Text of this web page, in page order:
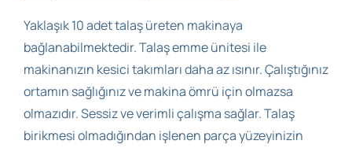
Yaklaşık 10 adet talaş üreten makinaya
bağlanabilmektedir. Talaş emme ünitesi ile
makinanızın kesici takımları daha az ısınır. Çalıştığınız
ortamın sağlığınız ve makina ömrü için olmazsa
olmazıdır. Sessiz ve verimli çalışma sağlar. Talaş
birikmesi olmadığından işlenen parça yüzeyinizin